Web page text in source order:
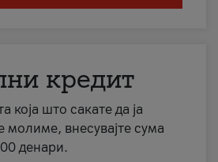
кредит
која што сакате да ја
молиме, внесувајте сума
денари.